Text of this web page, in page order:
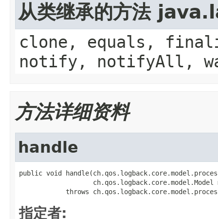
从类继承的方法
clone, equals,
notify, notifyAll,
方法详细资料
handle
public void
ch.qos.logback.core.model.Model
throws
指定者: